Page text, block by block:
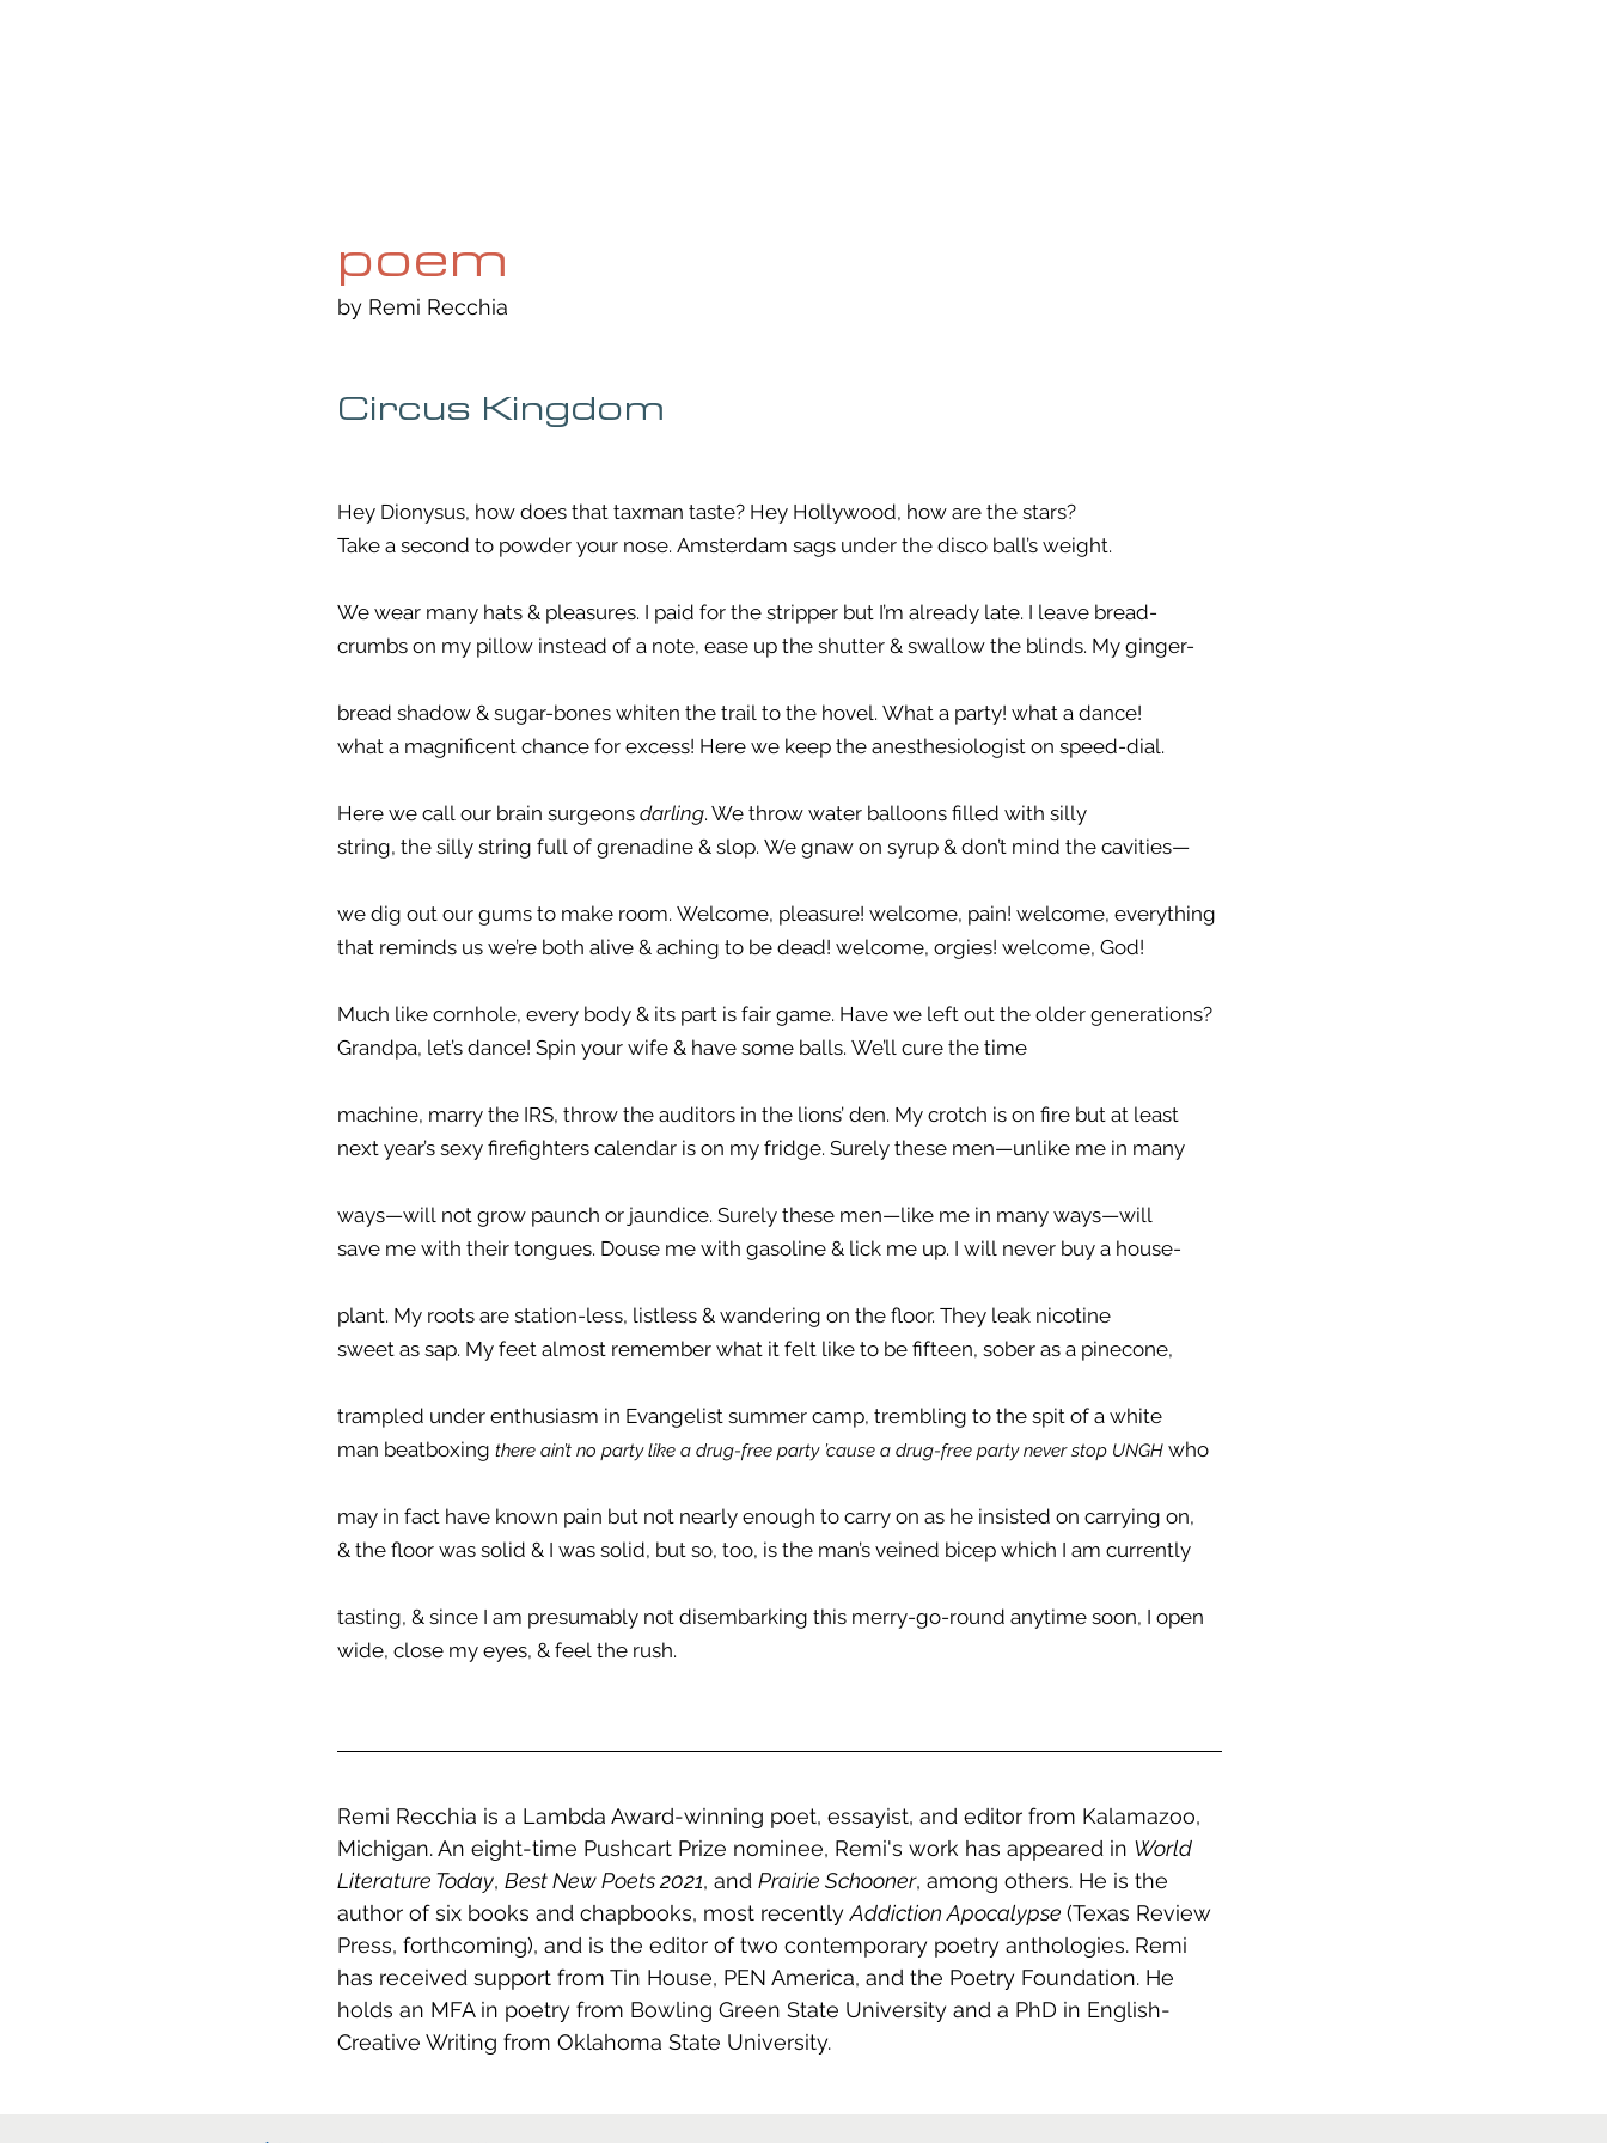
poem
by Remi Recchia
Circus Kingdom
Hey Dionysus, how does that taxman taste? Hey Hollywood, how are the stars?
Take a second to powder your nose. Amsterdam sags under the disco ball’s weight.
We wear many hats & pleasures. I paid for the stripper but I’m already late. I leave bread-
crumbs on my pillow instead of a note, ease up the shutter & swallow the blinds. My ginger-
bread shadow & sugar-bones whiten the trail to the hovel. What a party! what a dance!
what a magnificent chance for excess! Here we keep the anesthesiologist on speed-dial.
Here we call our brain surgeons darling. We throw water balloons filled with silly
string, the silly string full of grenadine & slop. We gnaw on syrup & don’t mind the cavities—
we dig out our gums to make room. Welcome, pleasure! welcome, pain! welcome, everything
that reminds us we’re both alive & aching to be dead! welcome, orgies! welcome, God!
Much like cornhole, every body & its part is fair game. Have we left out the older generations?
Grandpa, let’s dance! Spin your wife & have some balls. We’ll cure the time
machine, marry the IRS, throw the auditors in the lions’ den. My crotch is on fire but at least
next year’s sexy firefighters calendar is on my fridge. Surely these men—unlike me in many
ways—will not grow paunch or jaundice. Surely these men—like me in many ways—will
save me with their tongues. Douse me with gasoline & lick me up. I will never buy a house-
plant. My roots are station-less, listless & wandering on the floor. They leak nicotine
sweet as sap. My feet almost remember what it felt like to be fifteen, sober as a pinecone,
trampled under enthusiasm in Evangelist summer camp, trembling to the spit of a white
man beatboxing there ain’t no party like a drug-free party ’cause a drug-free party never stop UNGH who
may in fact have known pain but not nearly enough to carry on as he insisted on carrying on,
& the floor was solid & I was solid, but so, too, is the man’s veined bicep which I am currently
tasting, & since I am presumably not disembarking this merry-go-round anytime soon, I open
wide, close my eyes, & feel the rush.
Remi Recchia is a Lambda Award-winning poet, essayist, and editor from Kalamazoo,
Michigan. An eight-time Pushcart Prize nominee, Remi's work has appeared in World
Literature Today, Best New Poets 2021, and Prairie Schooner, among others. He is the
author of six books and chapbooks, most recently Addiction Apocalypse (Texas Review
Press, forthcoming), and is the editor of two contemporary poetry anthologies. Remi
has received support from Tin House, PEN America, and the Poetry Foundation. He
holds an MFA in poetry from Bowling Green State University and a PhD in English-
Creative Writing from Oklahoma State University.